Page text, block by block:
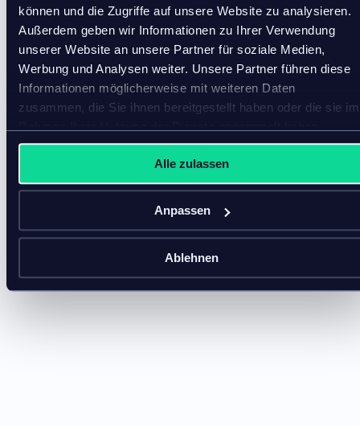
können und die Zugriffe auf unsere Website zu analysieren.
Außerdem geben wir Informationen zu Ihrer Verwendung
unserer Website an unsere Partner für soziale Medien,
Werbung und Analysen weiter. Unsere Partner führen diese
Informationen möglicherweise mit weiteren Daten
zusammen, die Sie ihnen bereitgestellt haben oder die sie im
Alle zulassen
Anpassen
Ablehnen
Kunden-Spotlight: Coop
an einem einzigen Ort vornehmen und binnen
fünfzehn Minuten auf allen Kanälen veröffentlichen
kann.